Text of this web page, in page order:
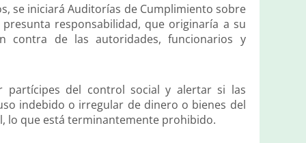
se iniciará Auditorías de Cumplimiento sobre
responsabilidad, que originaría a su
contra de las autoridades, funcionarios y
partícipes del control social y alertar si las
indebido o irregular de dinero o bienes del
lo que está terminantemente prohibido.